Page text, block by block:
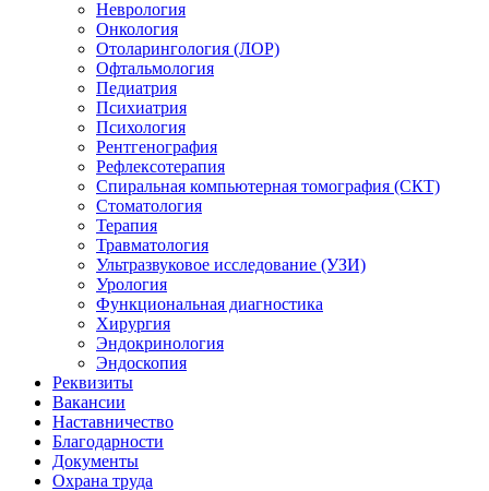
Неврология
Онкология
Отоларингология (ЛОР)
Офтальмология
Педиатрия
Психиатрия
Психология
Рентгенография
Рефлексотерапия
Спиральная компьютерная томография (СКТ)
Стоматология
Терапия
Травматология
Ультразвуковое исследование (УЗИ)
Урология
Функциональная диагностика
Хирургия
Эндокринология
Эндоскопия
Реквизиты
Вакансии
Наставничество
Благодарности
Документы
Охрана труда